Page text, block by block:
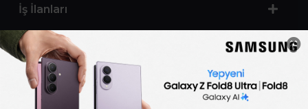
İş İlanları
Sertifika Programları
Yetenek Testleri